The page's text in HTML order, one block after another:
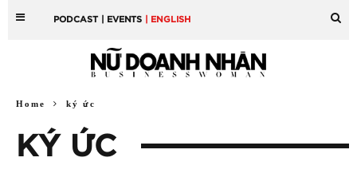
PODCAST | EVENTS | ENGLISH
Home ký ức
KÝ ỨC